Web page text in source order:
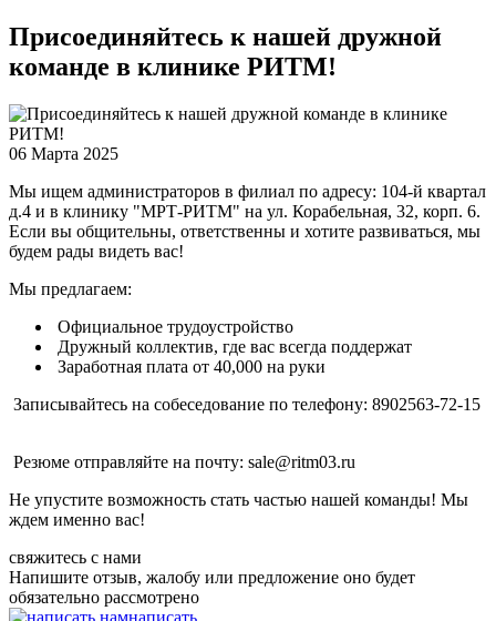
Присоединяйтесь к нашей дружной
команде в клинике РИТМ!
06 Марта 2025
Мы ищем администраторов в филиал по адресу: 104-й квартал
д.4 и в клинику "МРТ-РИТМ" на ул. Корабельная, 32, корп. 6.
Если вы общительны, ответственны и хотите развиваться, мы
будем рады видеть вас!
Мы предлагаем:
Официальное трудоустройство
Дружный коллектив, где вас всегда поддержат
Заработная плата от 40,000 на руки
Записывайтесь на собеседование по телефону: 8902563-72-15
Резюме отправляйте на почту: sale@ritm03.ru
Не упустите возможность стать частью нашей команды! Мы
ждем именно вас!
свяжитесь с нами
Напишите отзыв, жалобу или предложение оно будет
обязательно рассмотрено
написать